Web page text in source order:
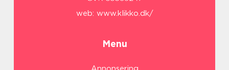
web: www.klikko.dk/
Menu